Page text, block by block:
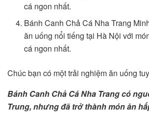
cá ngon nhất.
Bánh Canh Chả Cá Nha Trang
ăn uống nổi tiếng tại Hà Nội với
cá ngon nhất.
Chúc bạn có một trải nghiệm ăn uống
Bánh Canh Chả Cá Nha Trang có
Trung, nhưng đã trở thành món ăn